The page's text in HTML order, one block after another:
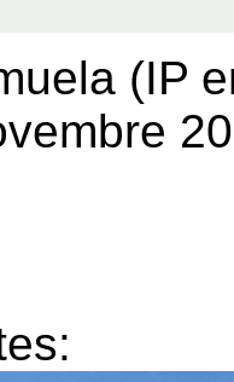
(IP